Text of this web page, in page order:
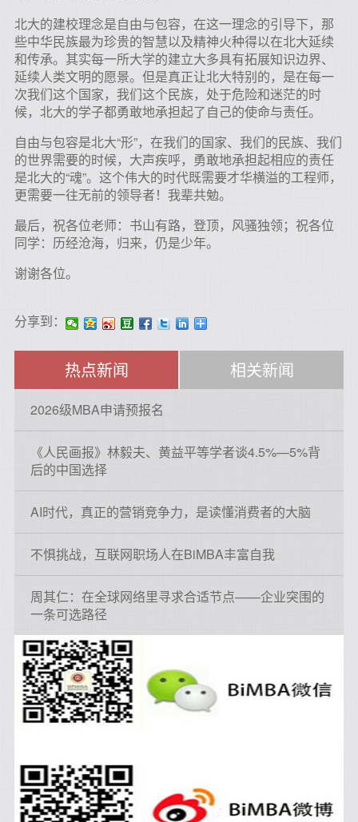
北大的建校理念是自由与包容，在这一理念的引导下，那
些中华民族最为珍贵的智慧以及精神火种得以在北大延续
和传承。其实每一所大学的建立大多具有拓展知识边界、
延续人类文明的愿景。但是真正让北大特别的，是在每一
次我们这个国家，我们这个民族，处于危险和迷茫的时
候，北大的学子都勇敢地承担起了自己的使命与责任。
自由与包容是北大“形”，在我们的国家、我们的民族、我们
的世界需要的时候，大声疾呼，勇敢地承担起相应的责任
是北大的“魂”。这个伟大的时代既需要才华横溢的工程师，
更需要一往无前的领导者！我辈共勉。
最后，祝各位老师：书山有路，登顶，风骚独领；祝各位
同学：历经沧海，归来，仍是少年。
谢谢各位。
分享到：
热点新闻 相关新闻
2026级MBA申请预报名
《人民画报》林毅夫、黄益平等学者谈4.5%—5%背
后的中国选择
AI时代，真正的营销竞争力，是读懂消费者的大脑
不惧挑战，互联网职场人在BiMBA丰富自我
周其仁：在全球网络里寻求合适节点——企业突围的
一条可选路径